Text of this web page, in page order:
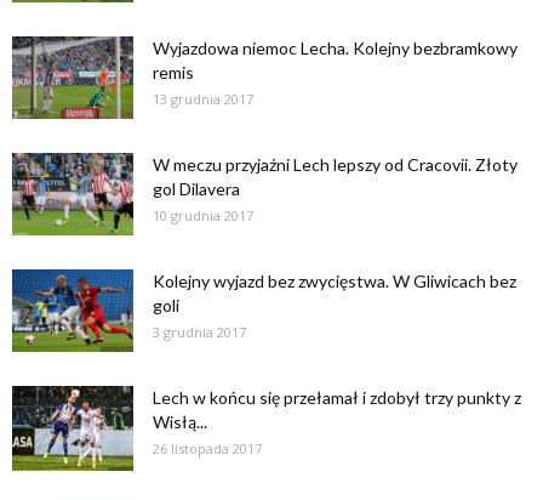
Wyjazdowa niemoc Lecha. Kolejny bezbramkowy
remis
13 grudnia 2017
W meczu przyjaźni Lech lepszy od Cracovii. Złoty
gol Dilavera
10 grudnia 2017
Kolejny wyjazd bez zwycięstwa. W Gliwicach bez
goli
3 grudnia 2017
Lech w końcu się przełamał i zdobył trzy punkty z
Wisłą...
26 listopada 2017